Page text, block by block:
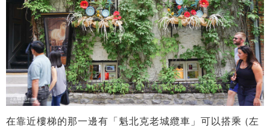
在靠近樓梯的那一邊有「魁北克老城纜車」可以搭乘 (左